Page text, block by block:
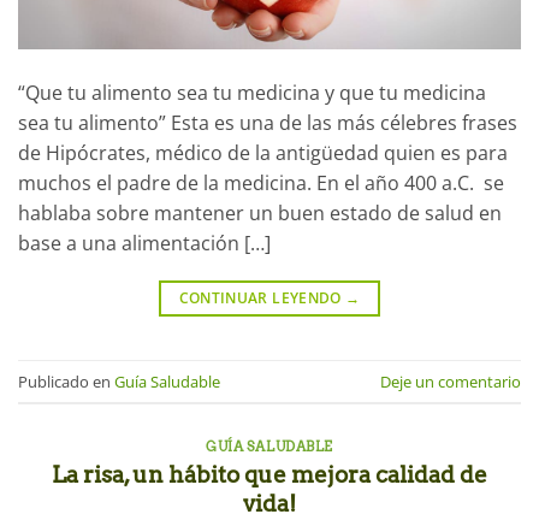
“Que tu alimento sea tu medicina y que tu medicina
sea tu alimento” Esta es una de las más célebres frases
de Hipócrates, médico de la antigüedad quien es para
muchos el padre de la medicina. En el año 400 a.C. se
hablaba sobre mantener un buen estado de salud en
base a una alimentación […]
CONTINUAR LEYENDO →
Publicado en Guía Saludable Deje un comentario
GUÍA SALUDABLE
La risa, un hábito que mejora calidad de
vida!